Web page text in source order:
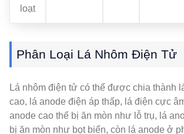
loạt
Phân Loại Lá Nhôm Điện Tử
Lá nhôm điện tử có thể được chia thành
cao, lá anode điện áp thấp, lá điện cực
anode cao thế bị ăn mòn như lỗ trụ, lá
bị ăn mòn như bọt biển, còn lá anode ở